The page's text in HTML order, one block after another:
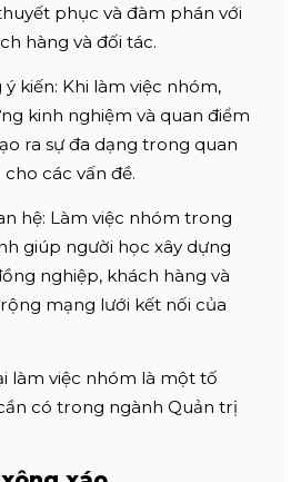
phục và đàm phán với
hàng và đối tác.
ý kiến: Khi làm việc nhóm,
kinh nghiệm và quan điểm
ra sự đa dạng trong quan
các vấn đề.
hệ: Làm việc nhóm trong
giúp người học xây dựng
nghiệp, khách hàng và
mạng lưới kết nối của
làm việc nhóm là một tố
có trong ngành Quản trị